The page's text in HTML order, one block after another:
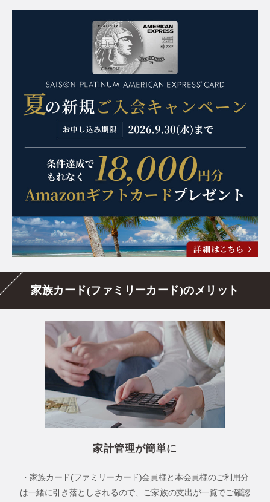
家族カード(ファミリーカード)のメリット
家計管理が簡単に
・家族カード(ファミリーカード)会員様と本会員様のご利用分
は一緒に引き落としされるので、ご家族の支出が一覧でご確認